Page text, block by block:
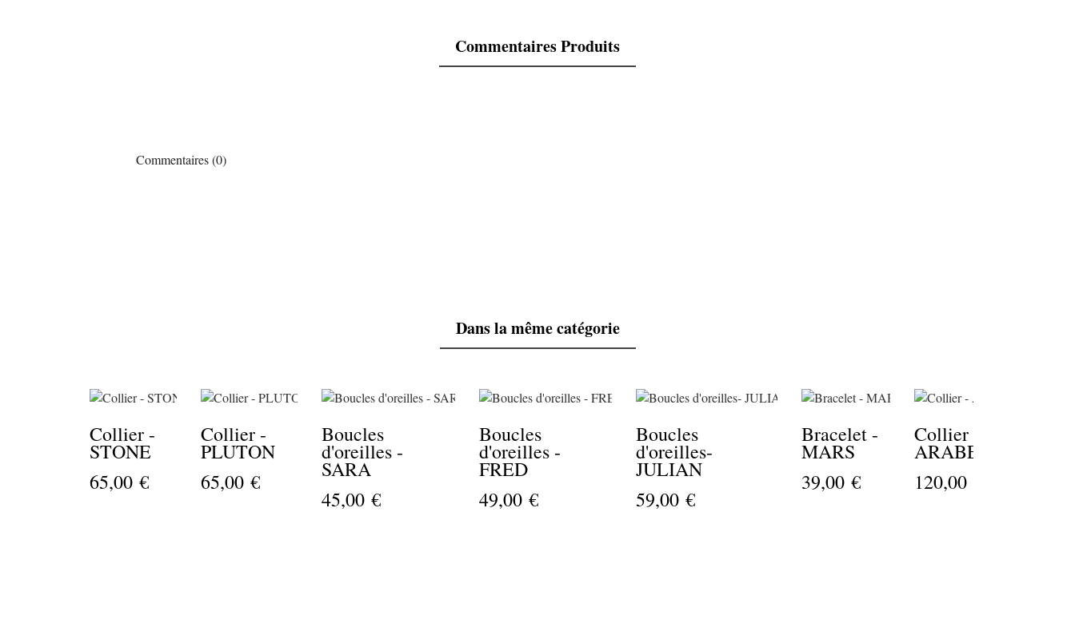
Commentaires Produits
Commentaires (0)
Dans la même catégorie
Collier -
STONE
65,00 €
Collier -
PLUTON
65,00 €
Boucles
d'oreilles -
SARA
45,00 €
Boucles
d'oreilles -
FRED
49,00 €
Boucles
d'oreilles-
JULIAN
59,00 €
Bracelet -
MARS
39,00 €
Collier -
ARABELLA
120,00 €